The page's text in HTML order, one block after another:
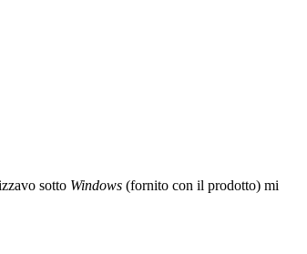
sotto Windows (fornito con il prodotto) mi